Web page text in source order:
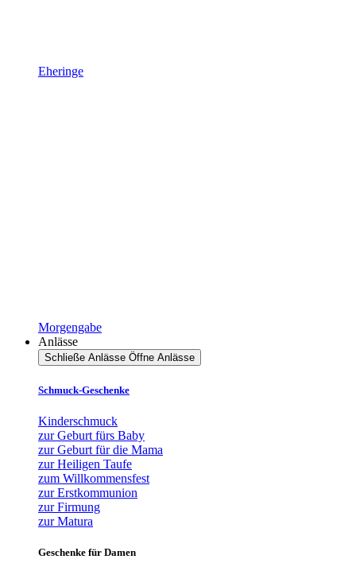
Eheringe
Morgengabe
Anlässe
Schließe Anlässe Öffne Anlässe
Schmuck-Geschenke
Kinderschmuck
zur Geburt fürs Baby
zur Geburt für die Mama
zur Heiligen Taufe
zum Willkommensfest
zur Erstkommunion
zur Firmung
zur Matura
Geschenke für Damen